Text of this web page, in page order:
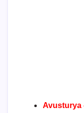
Avusturya